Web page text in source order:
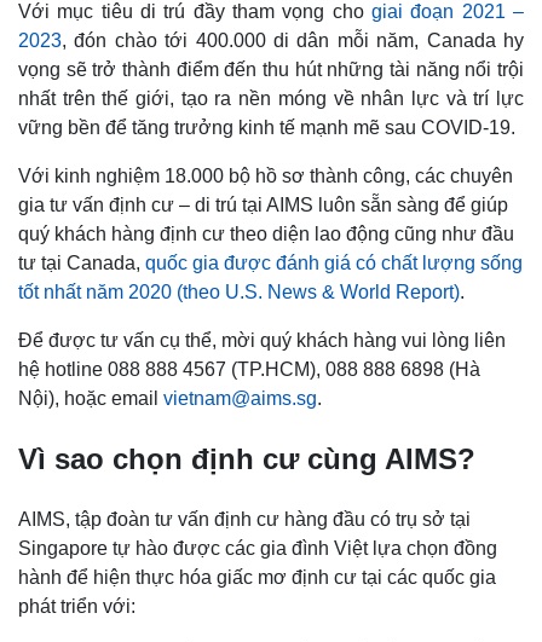
Với mục tiêu di trú đầy tham vọng cho giai đoạn 2021 –
2023, đón chào tới 400.000 di dân mỗi năm, Canada hy
vọng sẽ trở thành điểm đến thu hút những tài năng nổi trội
nhất trên thế giới, tạo ra nền móng về nhân lực và trí lực
vững bền để tăng trưởng kinh tế mạnh mẽ sau COVID-19.
Với kinh nghiệm 18.000 bộ hồ sơ thành công, các chuyên
gia tư vấn định cư – di trú tại AIMS luôn sẵn sàng để giúp
quý khách hàng định cư theo diện lao động cũng như đầu
tư tại Canada, quốc gia được đánh giá có chất lượng sống
tốt nhất năm 2020 (theo U.S. News & World Report).
Để được tư vấn cụ thể, mời quý khách hàng vui lòng liên
hệ hotline 088 888 4567 (TP.HCM), 088 888 6898 (Hà
Nội), hoặc email vietnam@aims.sg.
Vì sao chọn định cư cùng AIMS?
AIMS, tập đoàn tư vấn định cư hàng đầu có trụ sở tại
Singapore tự hào được các gia đình Việt lựa chọn đồng
hành để hiện thực hóa giấc mơ định cư tại các quốc gia
phát triển với: